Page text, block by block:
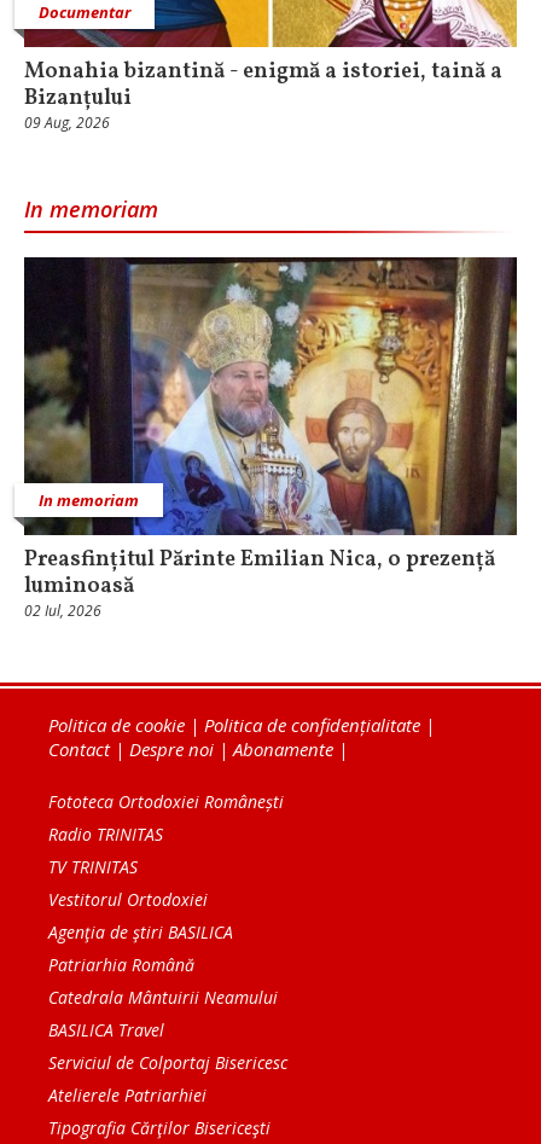
Documentar
Monahia bizantină - enigmă a istoriei, taină a
Bizanțului
09 Aug, 2026
In memoriam
In memoriam
Preasfințitul Părinte Emilian Nica, o prezență
luminoasă
02 Iul, 2026
Politica de cookie | Politica de confidențialitate |
Contact| Despre noi | Abonamente |
Fototeca Ortodoxiei Românești
Radio TRINITAS
TV TRINITAS
Vestitorul Ortodoxiei
Agenţia de ştiri BASILICA
Patriarhia Română
Catedrala Mântuirii Neamului
BASILICA Travel
Serviciul de Colportaj Bisericesc
Atelierele Patriarhiei
Tipografia Cărţilor Bisericeşti